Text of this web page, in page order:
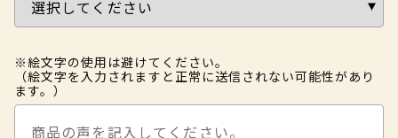
※絵文字の使用は避けてください。
（絵文字を入力されますと正常に送信されない可能性があり
ます。）